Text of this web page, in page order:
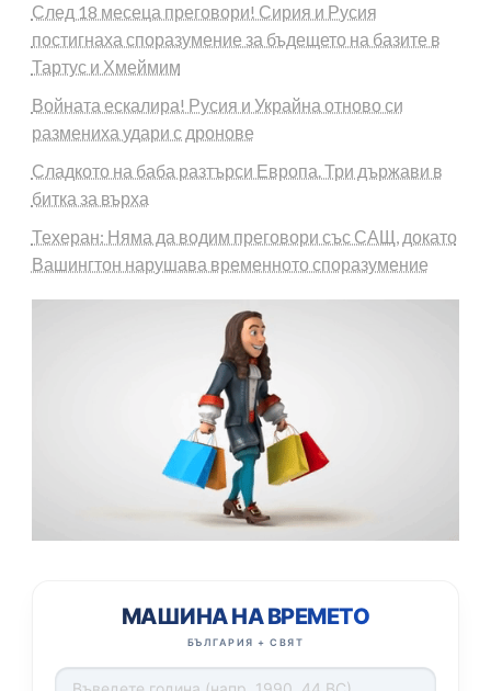
След 18 месеца преговори! Сирия и Русия
постигнаха споразумение за бъдещето на базите в
Тартус и Хмеймим
Войната ескалира! Русия и Украйна отново си
размениха удари с дронове
Сладкото на баба разтърси Европа. Три държави в
битка за върха
Техеран: Няма да водим преговори със САЩ, докато
Вашингтон нарушава временното споразумение
МАШИНА НА ВРЕМЕТО
БЪЛГАРИЯ + СВЯТ